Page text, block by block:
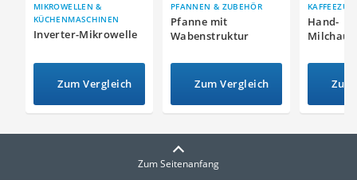
MIKROWELLEN &
KÜCHENMASCHINEN
Inverter-Mikrowelle
Zum Vergleich
PFANNEN & ZUBEHÖR
Pfanne mit
Wabenstruktur
Zum Vergleich
Hand-
Zum Seitenanfang